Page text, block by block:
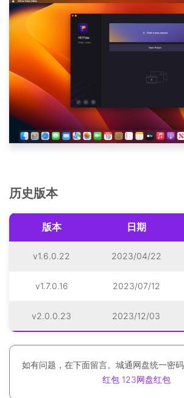
历史版本
版本 日期
v1.6.0.22 2023/04/22
v1.7.0.16 2023/07/12
v2.0.0.23 2023/12/03
如有问题，在下面留言。城通网盘统一密
红包 123网盘红包